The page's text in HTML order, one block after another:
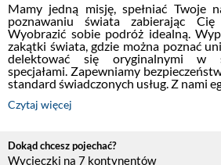
Mamy jedną misję, spełniać Twoje
poznawaniu świata zabierając
Wyobrazić sobie podróż idealną.
zakątki świata, gdzie można poznać
delektować się oryginalnymi w
specjałami. Zapewniamy
standard świadczonych usług. Z nami
Czytaj więcej
Dokąd chcesz pojechać?
Wycieczki na 7 kontynentów